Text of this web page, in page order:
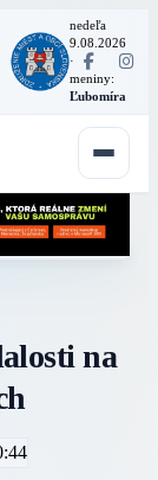
nedeľa
9.08.2026
·
meniny:
Ľubomíra
na